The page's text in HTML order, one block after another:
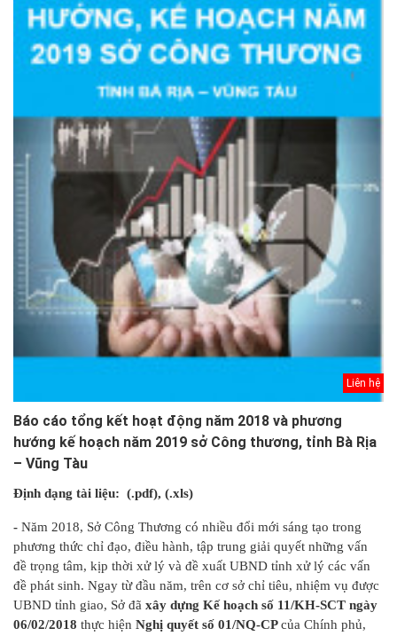
Liên hệ
Báo cáo tổng kết hoạt động năm 2018 và phương
hướng kế hoạch năm 2019 sở Công thương, tỉnh Bà Rịa
– Vũng Tàu
Định dạng tài liệu: (.pdf), (.xls)
- Năm 2018, Sở Công Thương có nhiều đổi mới sáng tạo trong
phương thức chỉ đạo, điều hành, tập trung giải quyết những vấn
đề trọng tâm, kịp thời xử lý và đề xuất UBND tỉnh xử lý các vấn
đề phát sinh. Ngay từ đầu năm, trên cơ sở chỉ tiêu, nhiệm vụ được
UBND tỉnh giao, Sở đã xây dựng Kế hoạch số 11/KH-SCT ngày
06/02/2018 thực hiện Nghị quyết số 01/NQ-CPcủa Chính phủ,